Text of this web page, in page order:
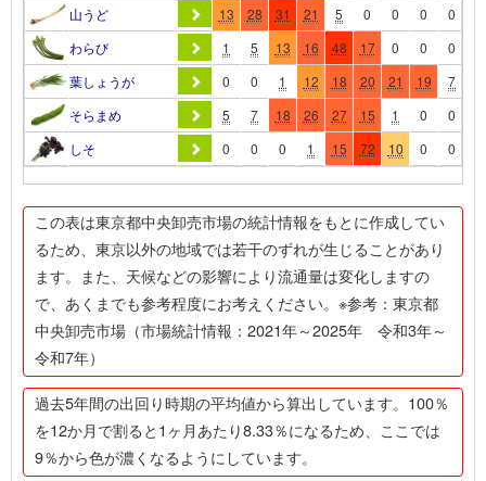
山うど
13 28 31 21 5 0 0 0 0
わらび
1 5 13 16 48 17 0 0 0
葉しょうが
0 0 1 12 18 20 21 19 7
そらまめ
5 7 18 26 27 15 1 0 0
しそ
0 0 0 1 15 72 10 0 0
この表は東京都中央卸売市場の統計情報をもとに作成してい
るため、東京以外の地域では若干のずれが生じることがあり
ます。また、天候などの影響により流通量は変化しますの
で、あくまでも参考程度にお考えください。※参考：東京都
中央卸売市場（市場統計情報：2021年～2025年 令和3年～
令和7年）
過去5年間の出回り時期の平均値から算出しています。100％
を12か月で割ると1ヶ月あたり8.33％になるため、ここでは
9％から色が濃くなるようにしています。